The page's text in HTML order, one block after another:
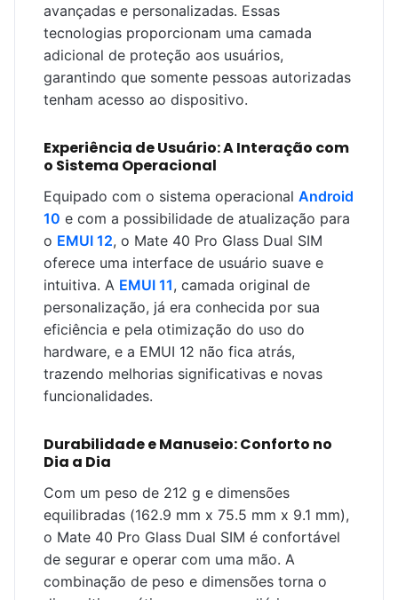
avançadas e personalizadas. Essas
tecnologias proporcionam uma camada
adicional de proteção aos usuários,
garantindo que somente pessoas autorizadas
tenham acesso ao dispositivo.
Experiência de Usuário: A Interação com
o Sistema Operacional
Equipado com o sistema operacional Android
10 e com a possibilidade de atualização para
o EMUI 12, o Mate 40 Pro Glass Dual SIM
oferece uma interface de usuário suave e
intuitiva. A EMUI 11, camada original de
personalização, já era conhecida por sua
eficiência e pela otimização do uso do
hardware, e a EMUI 12 não fica atrás,
trazendo melhorias significativas e novas
funcionalidades.
Durabilidade e Manuseio: Conforto no
Dia a Dia
Com um peso de 212 g e dimensões
equilibradas (162.9 mm x 75.5 mm x 9.1 mm),
o Mate 40 Pro Glass Dual SIM é confortável
de segurar e operar com uma mão. A
combinação de peso e dimensões torna o